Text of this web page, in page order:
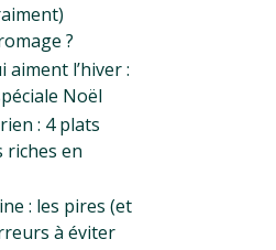
?
aiment l’hiver :
Noël
: 4 plats
riches en
: les pires (et
à éviter